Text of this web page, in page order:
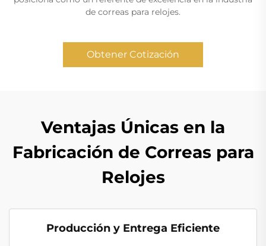
de correas para relojes.
Obtener Cotización
Ventajas Únicas en la
Fabricación de Correas para
Relojes
Producción y Entrega Eficiente